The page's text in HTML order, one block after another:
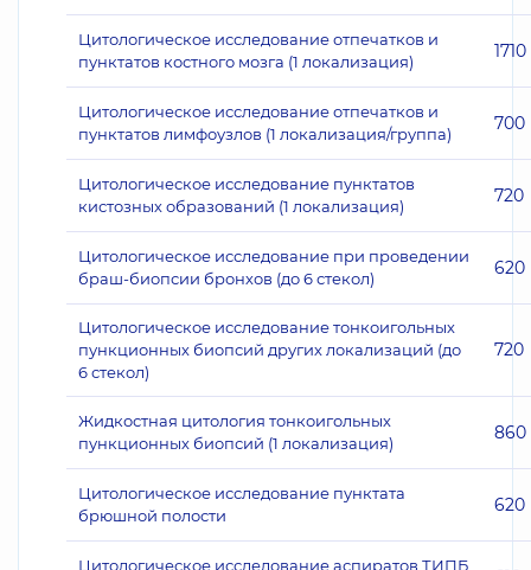
Цитологическое исследование отпечатков и
пунктатов костного мозга (1 локализация)
1710
Цитологическое исследование отпечатков и
пунктатов лимфоузлов (1 локализация/группа)
700
Цитологическое исследование пунктатов
кистозных образований (1 локализация)
720
Цитологическое исследование при проведении
браш-биопсии бронхов (до 6 стекол)
620
Цитологическое исследование тонкоигольных
пункционных биопсий других локализаций (до
6 стекол)
720
Жидкостная цитология тонкоигольных
пункционных биопсий (1 локализация)
860
Цитологическое исследование пунктата
брюшной полости
620
Цитологическое исследование аспиратов ТИПБ